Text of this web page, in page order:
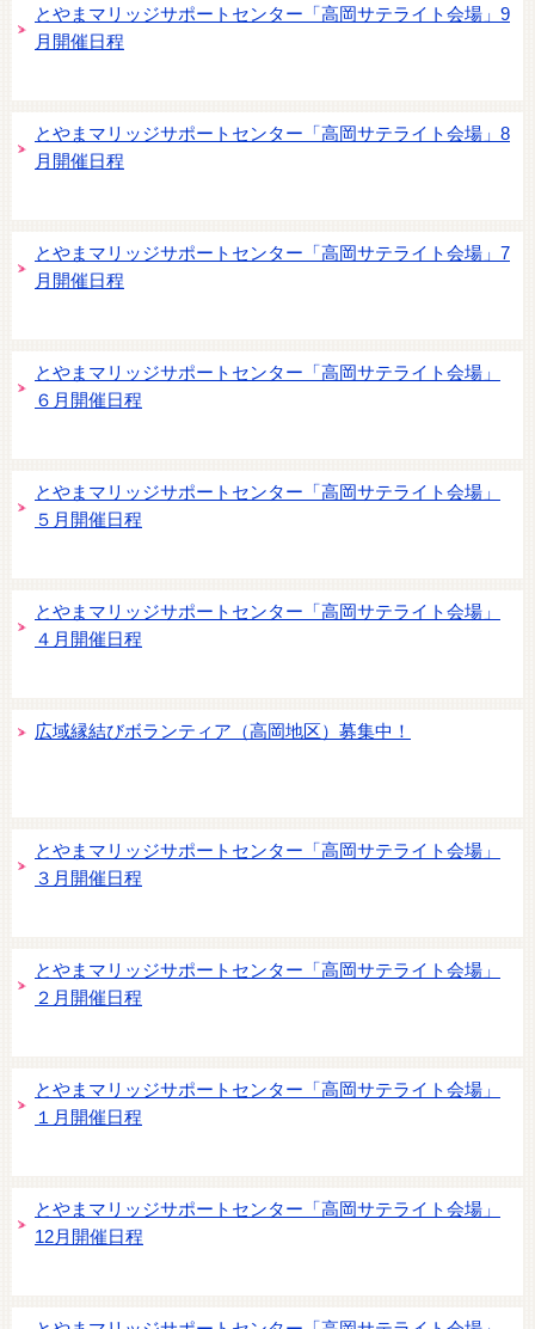
とやまマリッジサポートセンター「高岡サテライト会場」9
月開催日程
とやまマリッジサポートセンター「高岡サテライト会場」8
月開催日程
とやまマリッジサポートセンター「高岡サテライト会場」7
月開催日程
とやまマリッジサポートセンター「高岡サテライト会場」
６月開催日程
とやまマリッジサポートセンター「高岡サテライト会場」
５月開催日程
とやまマリッジサポートセンター「高岡サテライト会場」
４月開催日程
広域縁結びボランティア（高岡地区）募集中！
とやまマリッジサポートセンター「高岡サテライト会場」
３月開催日程
とやまマリッジサポートセンター「高岡サテライト会場」
２月開催日程
とやまマリッジサポートセンター「高岡サテライト会場」
１月開催日程
とやまマリッジサポートセンター「高岡サテライト会場」
12月開催日程